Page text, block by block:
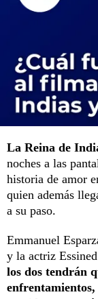
La Reina de
noches a las
historia de amor
quien además
a su paso.
Emmanuel
y la actriz
los dos tendrán
enfrentamientos,